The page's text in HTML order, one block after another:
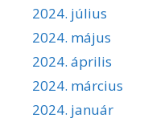
2024. július
2024. május
2024. április
2024. március
2024. január